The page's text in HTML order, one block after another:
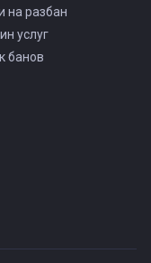
на разбан
услуг
банов